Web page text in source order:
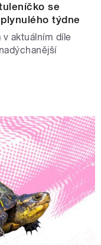
se
týdne
v aktuálním díle